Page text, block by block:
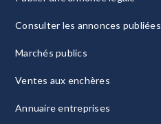
Consulter les annonces publiées
Marchés publics
Ventes aux enchères
Annuaire entreprises